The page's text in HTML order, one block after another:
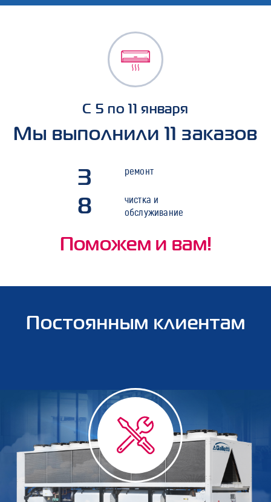
С 5 по 11 января
Мы выполнили 11 заказов
3 ремонт
8
чистка и
обслуживание
Поможем и вам!
Постоянным клиентам